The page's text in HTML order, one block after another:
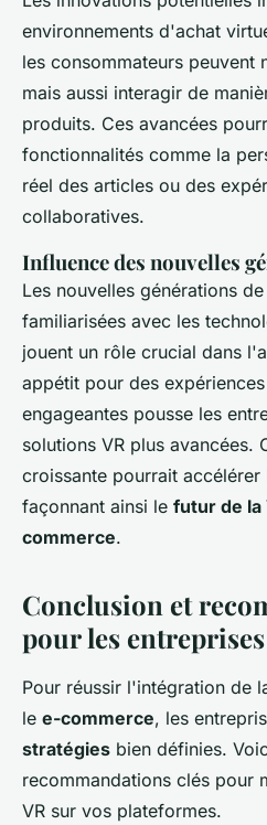
environnements d'achat
les consommateurs peuvent
mais aussi interagir de
produits. Ces avancées
fonctionnalités comme la
réel des articles ou des
collaboratives.
Influence des nouvelles
Les nouvelles générations
familiarisées avec les
jouent un rôle crucial dans
appétit pour des
engageantes pousse les
solutions VR plus avancées.
croissante pourrait
façonnant ainsi le futur de la
commerce.
Conclusion et
pour les entreprises
Pour réussir l'intégration de
le e-commerce, les
stratégies bien définies.
recommandations clés pour
VR sur vos plateformes.